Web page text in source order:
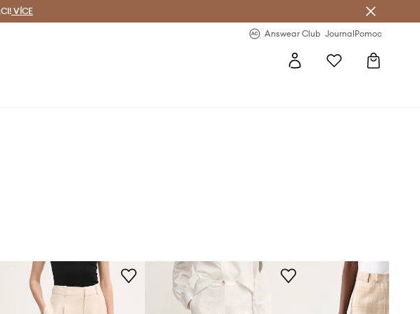
h VÍCE
Answear Club JournalPomoc